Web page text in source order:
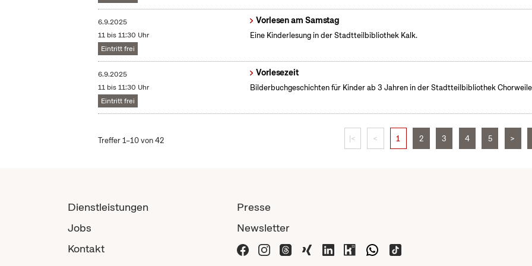
6.9.2025
11 bis 11:30 Uhr
Eintritt frei
Vorlesen am Samstag
Eine Kinderlesung in der Stadtteilbibliothek Kalk.
6.9.2025
11 bis 11:30 Uhr
Eintritt frei
Vorlesezeit
Bilderbuchgeschichten für Kinder ab 3 Jahren in der Stadtteilbibliothek
Treffer 1–10 von 42 |< < 1 2 3 4 5 >
Dienstleistungen
Jobs
Kontakt
Presse
Newsletter